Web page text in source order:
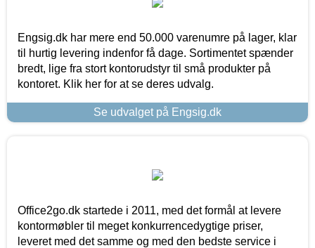
Engsig.dk har mere end 50.000 varenumre på lager, klar
til hurtig levering indenfor få dage. Sortimentet spænder
bredt, lige fra stort kontorudstyr til små produkter på
kontoret. Klik her for at se deres udvalg.
Se udvalget på Engsig.dk
Office2go.dk startede i 2011, med det formål at levere
kontormøbler til meget konkurrencedygtige priser,
leveret med det samme og med den bedste service i